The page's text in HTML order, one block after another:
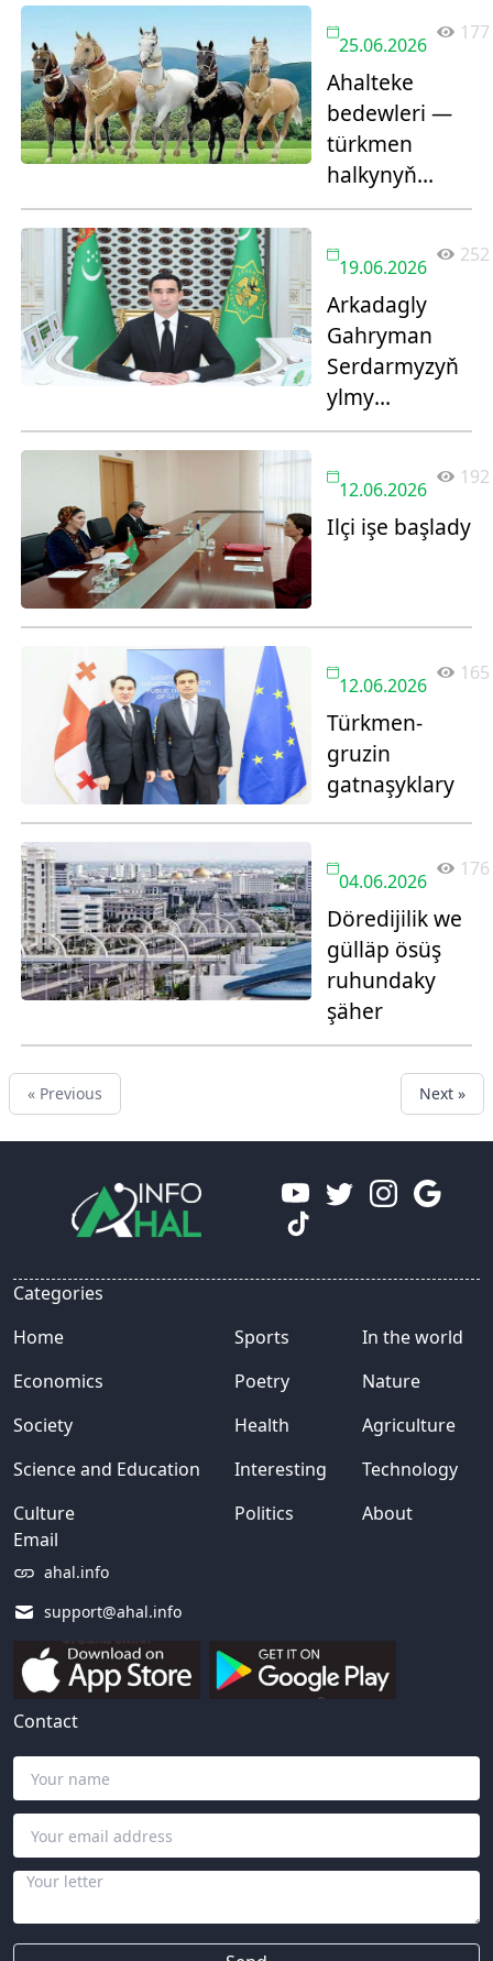
25.06.2026
177
Ahalteke
bedewleri —
türkmen
halkynyň
buýsanjy
19.06.2026
252
Arkadagly
Gahryman
Serdarmyzyň
ylmy
üstünlikleri
12.06.2026
192
Ilçi işe başlady
12.06.2026
165
Türkmen-
gruzin
gatnaşyklary
04.06.2026
176
Döredijilik we
gülläp ösüş
ruhundaky
şäher
« Previous Next »
Email
ahal.info
support@ahal.info
Categories
Home
Economics
Society
Science and Education
Culture
Sports
Poetry
Health
Interesting
Politics
In the world
Nature
Agriculture
Technology
About
Contact